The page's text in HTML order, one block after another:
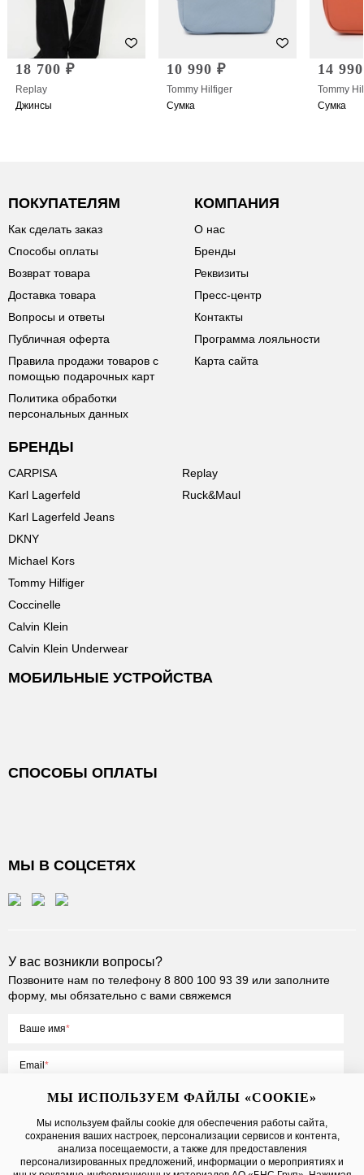
18 700 ₽
Replay
Джинсы
10 990 ₽
Tommy Hilfiger
Сумка
14
Tommy
Сумка
ПОКУПАТЕЛЯМ
Как сделать заказ
Способы оплаты
Возврат товара
Доставка товара
Вопросы и ответы
Публичная оферта
Правила продажи товаров с
помощью подарочных карт
Политика обработки
персональных данных
КОМПАНИЯ
О нас
Бренды
Реквизиты
Пресс-центр
Контакты
Программа лояльности
Карта сайта
БРЕНДЫ
CARPISA
Karl Lagerfeld
Karl Lagerfeld Jeans
DKNY
Michael Kors
Tommy Hilfiger
Coccinelle
Calvin Klein
Calvin Klein Underwear
Replay
Ruck&Maul
МОБИЛЬНЫЕ УСТРОЙСТВА
СПОСОБЫ ОПЛАТЫ
МЫ В СОЦСЕТЯХ
У вас возникли вопросы?
Позвоните нам по телефону 8 800 100 93 39 или заполните
форму, мы обязательно с вами свяжемся
Ваше имя
Email
Нажимая на кнопку «Отправить», вы принимаете условияПубличной
оферты, даетесогласие на обработку персональных данных
МЫ ИСПОЛЬЗУЕМ ФАЙЛЫ «COOKIE»
Мы используем файлы cookie для обеспечения работы сайта,
сохранения ваших настроек, персонализации сервисов и контента,
анализа посещаемости, а также для предоставления
персонализированных предложений, информации о мероприятиях и